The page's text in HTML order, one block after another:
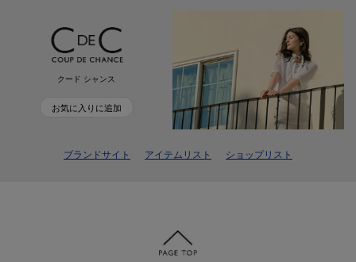
クード シャンス
お気に入りに追加
ブランドサイト アイテムリスト ショップリスト